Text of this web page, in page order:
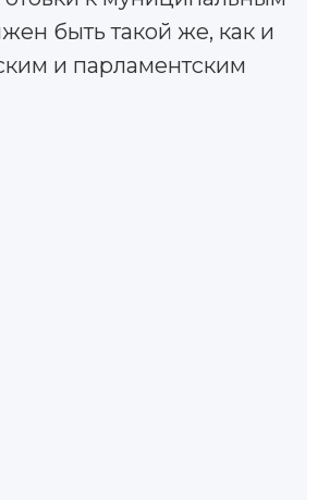
быть такой же, как и
и парламентским